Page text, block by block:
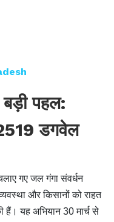
पहल:
डगवेल
गए जल गंगा संवर्धन
और किसानों को राहत
हैं। यह अभियान 30 मार्च से